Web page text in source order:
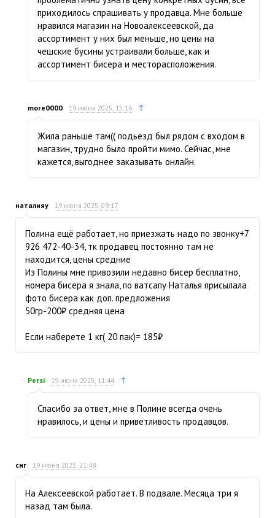
приходилось спрашивать у продавца. Мне больше
нравился магазин на Новоалексеевской, да
ассортимент у них был меньше, но цены на
чешские бусины устраивали больше, как и
ассортимент бисера и месторасположения.
more0000 19 июня 2025, 15:16 ↑
Жила раньше там(( подьезд был рядом с входом в
магазин, трудно было пройти мимо. Сейчас, мне
кажется, выгоднее заказывать онлайн.
наталияу 19 июня 2025, 09:17
Полина ещё работает, но приезжать надо по звонку+7
926 472-40-34, тк продавец постоянно там не
находится, цены средние
Из Полины мне привозили недавно бисер бесплатно,
номера бисера я знала, по ватсапу Наталья присылала
фото бисера как доп. предложения
50гр-200₽ средняя цена
Если наберете 1 кг( 20 пак)= 185₽
Persi 19 июня 2025, 11:44 ↑
Спасибо за ответ, мне в Полине всегда очень
нравилось, и цены и приветливость продавцов.
снг 19 июня 2025, 21:48
На Алексеевской работает. В подвале. Месяца три я
назад там была.